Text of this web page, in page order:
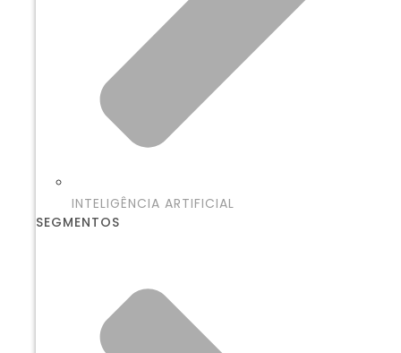
INTELIGÊNCIA ARTIFICIAL
SEGMENTOS